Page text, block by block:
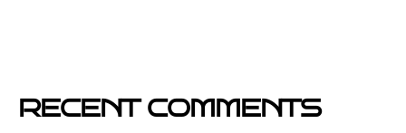
RECENT COMMENTS